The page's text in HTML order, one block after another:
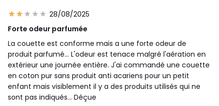
28/08/2025
Forte odeur parfumée
La couette est conforme mais a une forte odeur de
produit parfumé... L'odeur est tenace malgré l'aération en
extérieur une journée entière. J'ai commandé une couette
en coton pur sans produit anti acariens pour un petit
enfant mais visiblement il y a des produits utilisés qui ne
sont pas indiqués... Déçue